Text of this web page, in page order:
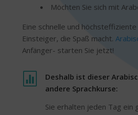
Möchten Sie sich mit
Eine schnelle und
Einsteiger, die Spaß macht.
Anfänger- starten Sie jetzt!

Deshalb ist dieser
andere Sprachkurse:
Sie erhalten jeden Tag ein